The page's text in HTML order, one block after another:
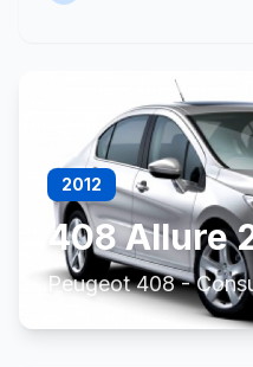
2012
408 Allure
Peugeot 408 -